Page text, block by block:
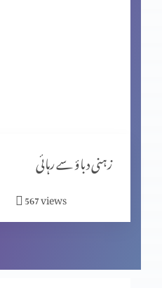
مسیحیت اور شاگردیت پارٹ 2
نیا سال کیوں مناتے ہیں؟
زہنی دباؤ سے رہائی
567views